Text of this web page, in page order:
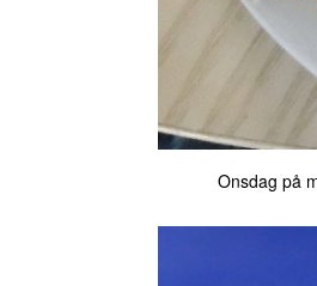
Onsdag på